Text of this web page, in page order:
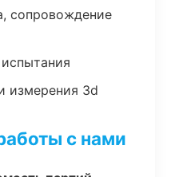
сопровождение
измерения 3d
с нами